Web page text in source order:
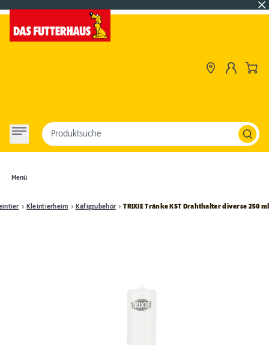
Menü
Produktsuche
Kleintierheim Käfigzubehör TRIXIE Tränke KST Drahthalter diverse 250 ml